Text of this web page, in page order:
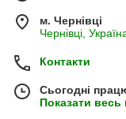
м. Чернівці
Чернівці,
Контакти
Сьогодні
Показати весь